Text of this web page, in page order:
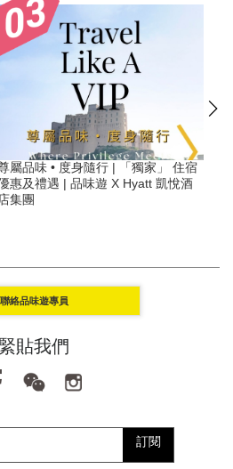
屬品味 • 度身隨行 | 「獨家」 住宿
惠及禮遇 | 品味遊 X Hyatt 凱悅酒
店集團
聯絡品味遊專員
緊貼我們
訂閱